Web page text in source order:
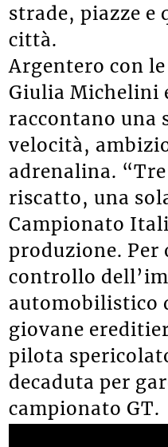
strade, piazze e
città.
Argentero con
Giulia Michelini
raccontano una
velocità,
adrenalina.
riscatto, una
Campionato
produzione. Per
controllo
automobilistico
giovane
pilota
decaduta per
campionato GT.